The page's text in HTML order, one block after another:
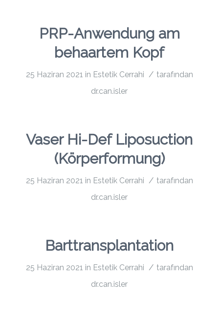
PRP-Anwendung am
behaartem Kopf
25 Haziran 2021 in Estetik Cerrahi / tarafından
dr.can.isler
Vaser Hi-Def Liposuction
(Körperformung)
25 Haziran 2021 in Estetik Cerrahi / tarafından
dr.can.isler
Barttransplantation
25 Haziran 2021 in Estetik Cerrahi / tarafından
dr.can.isler